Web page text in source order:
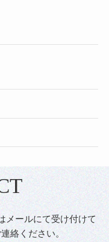
メールにて受け付けて
絡ください。